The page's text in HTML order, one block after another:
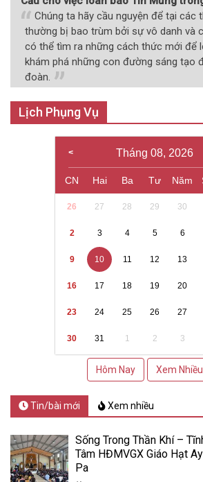
Chúng ta hãy cầu nguyện để tại các
thường bị bao trùm bởi sự vô danh và
có thể tìm ra những cách thức mới để
khám phá những con đường sáng tạo
đoàn.
Lịch Phụng Vụ
Tháng 08, 2026
CN Hai Ba Tư Năm
26 27 28 29 30
2 3 4 5 6
9 10 11 12 13
16 17 18 19 20
23 24 25 26 27
30 31 1 2 3
Hôm Nay Xem
Tin/bài mới Xem nhiều
Sống Trong Thần Khí –
Tâm HĐMVGX Giáo Hạt
Pa